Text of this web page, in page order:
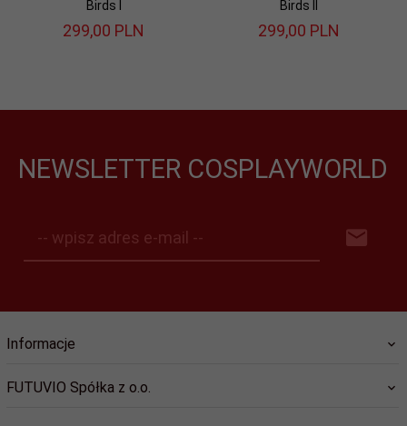
Birds I
299,00 PLN
Birds II
299,00 PLN
NEWSLETTER COSPLAYWORLD
-- wpisz adres e-mail --
Informacje
FUTUVIO Spółka z o.o.